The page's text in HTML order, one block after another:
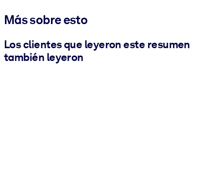
Más sobre esto
Los clientes que leyeron este resumen
también leyeron